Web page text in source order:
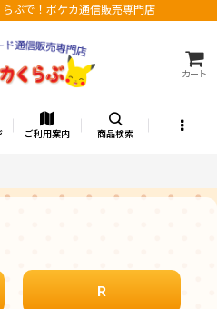
ぶで！ポケカ通信販売専門店
カート
ご利用案内 商品検索
R